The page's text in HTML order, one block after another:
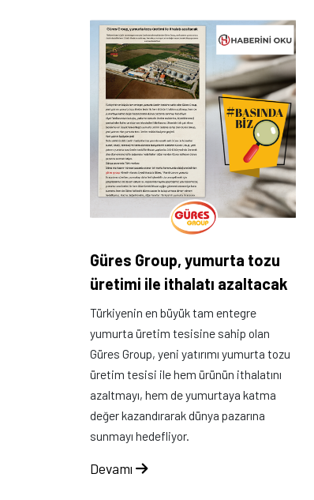
Güres Group, yumurta tozu
üretimi ile ithalatı azaltacak
Türkiyenin en büyük tam entegre
yumurta üretim tesisine sahip olan
Güres Group, yeni yatırımı yumurta tozu
üretim tesisi ile hem ürünün ithalatını
azaltmayı, hem de yumurtaya katma
değer kazandırarak dünya pazarına
sunmayı hedefliyor.
Devamı